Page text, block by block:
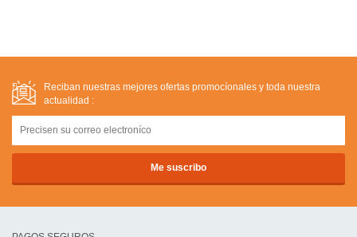
Reciban nuestras mejores ofertas promocíonales y toda nuestra
actualidad :